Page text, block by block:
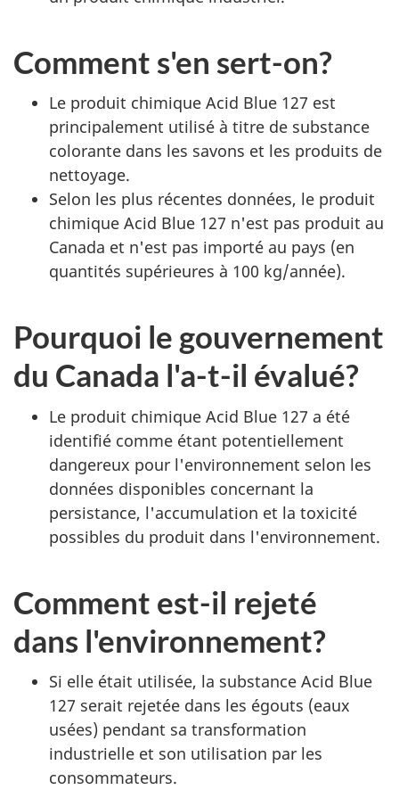
Comment s'en sert-on?
Le produit chimique Acid Blue 127 est
principalement utilisé à titre de substance
colorante dans les savons et les produits de
nettoyage.
Selon les plus récentes données, le produit
chimique Acid Blue 127 n'est pas produit au
Canada et n'est pas importé au pays (en
quantités supérieures à 100 kg/année).
Pourquoi le gouvernement
du Canada l'a-t-il évalué?
Le produit chimique Acid Blue 127 a été
identifié comme étant potentiellement
dangereux pour l'environnement selon les
données disponibles concernant la
persistance, l'accumulation et la toxicité
possibles du produit dans l'environnement.
Comment est-il rejeté
dans l'environnement?
Si elle était utilisée, la substance Acid Blue
127 serait rejetée dans les égouts (eaux
usées) pendant sa transformation
industrielle et son utilisation par les
consommateurs.